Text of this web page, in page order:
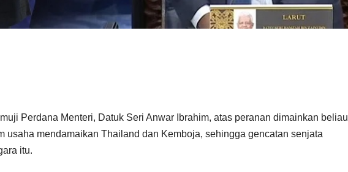
Perdana Menteri, Datuk Seri Anwar Ibrahim, atas peranan dimainkan beliau
usaha mendamaikan Thailand dan Kemboja, sehingga gencatan senjata
itu.